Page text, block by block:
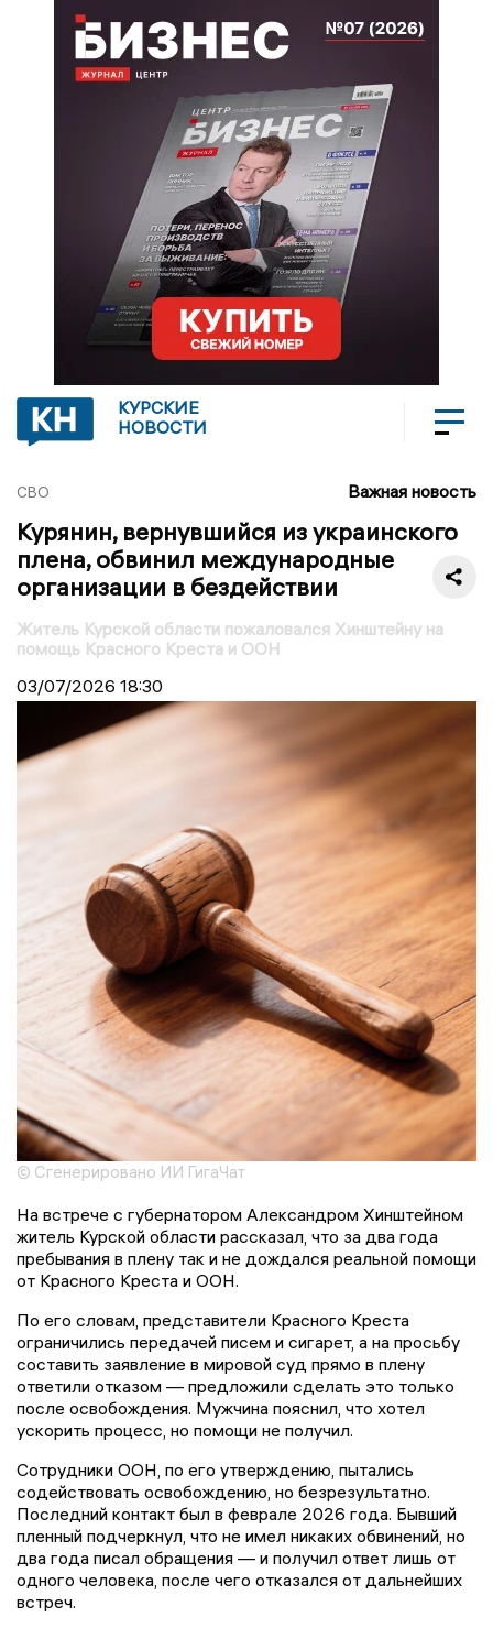
КУРСКИЕ
НОВОСТИ
СВО Важная новость
Курянин, вернувшийся из украинского
плена, обвинил международные
организации в бездействии
Житель Курской области пожаловался Хинштейну на
помощь Красного Креста и ООН
03/07/2026 18:30
© Сгенерировано ИИ ГигаЧат
На встрече с губернатором Александром Хинштейном
житель Курской области рассказал, что за два года
пребывания в плену так и не дождался реальной помощи
от Красного Креста и ООН.
По его словам, представители Красного Креста
ограничились передачей писем и сигарет, а на просьбу
составить заявление в мировой суд прямо в плену
ответили отказом — предложили сделать это только
после освобождения. Мужчина пояснил, что хотел
ускорить процесс, но помощи не получил.
Сотрудники ООН, по его утверждению, пытались
содействовать освобождению, но безрезультатно.
Последний контакт был в феврале 2026 года. Бывший
пленный подчеркнул, что не имел никаких обвинений, но
два года писал обращения — и получил ответ лишь от
одного человека, после чего отказался от дальнейших
встреч.